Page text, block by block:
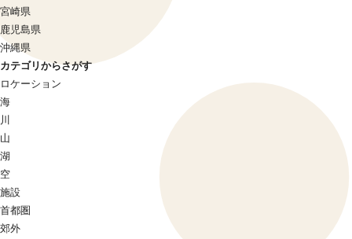
宮崎県
鹿児島県
沖縄県
カテゴリからさがす
ロケーション
海
川
山
湖
空
施設
首都圏
郊外